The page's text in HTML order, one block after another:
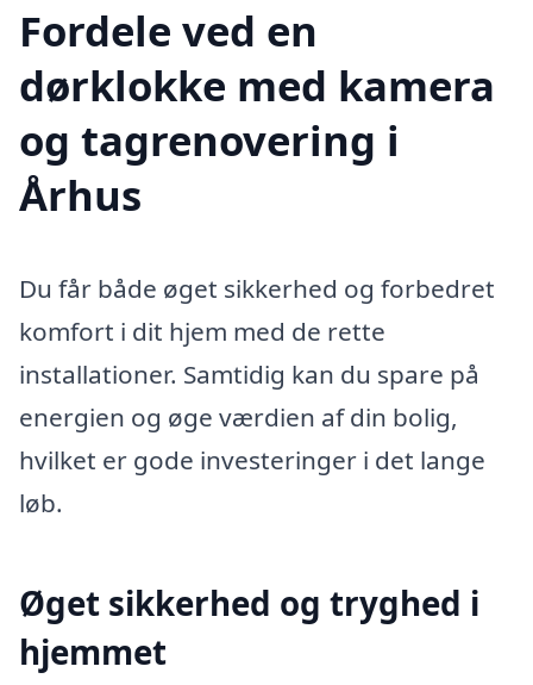
Fordele ved en
dørklokke med kamera
og tagrenovering i
Århus
Du får både øget sikkerhed og forbedret
komfort i dit hjem med de rette
installationer. Samtidig kan du spare på
energien og øge værdien af din bolig,
hvilket er gode investeringer i det lange
løb.
Øget sikkerhed og tryghed i
hjemmet